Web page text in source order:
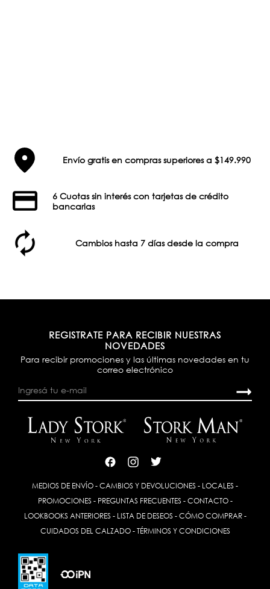
Envío gratis en compras superiores a $149.990
6 Cuotas sin interés con tarjetas de crédito
bancarias
Cambios hasta 7 días desde la compra
REGISTRATE PARA RECIBIR NUESTRAS
NOVEDADES
Para recibir promociones y las últimas novedades en tu
correo electrónico
MEDIOS DE ENVÍO - CAMBIOS Y DEVOLUCIONES - LOCALES -
PROMOCIONES- PREGUNTAS FRECUENTES- CONTACTO-
LOOKBOOKS ANTERIORES- LISTA DE DESEOS- CÓMO COMPRAR-
CUIDADOS DEL CALZADO- TÉRMINOS Y CONDICIONES